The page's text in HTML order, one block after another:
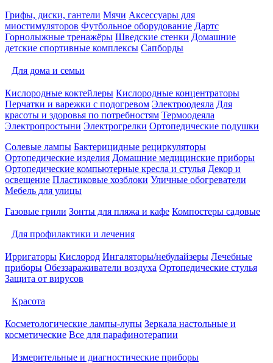
Грифы, диски, гантели Мячи Аксессуары для
миостимуляторов Футбольное оборудование Дартс
Горнолыжные тренажёры Шведские стенки Домашние
детские спортивные комплексы Сапборды
Для дома и семьи
Кислородные коктейлеры Кислородные концентраторы
Перчатки и варежки с подогревом Электроодеяла Для
красоты и здоровья по потребностям Термоодеяла
Электропростыни Электрогрелки Ортопедические подушки
Солевые лампы Бактерицидные рециркуляторы
Ортопедические изделия Домашние медицинские приборы
Ортопедические компьютерные кресла и стулья Декор и
освещение Пластиковые хозблоки Уличные обогреватели
Мебель для улицы
Газовые грили Зонты для пляжа и кафе Компостеры садовые
Для профилактики и лечения
Ирригаторы Кислород Ингаляторы/небулайзеры Лечебные
приборы Обеззараживатели воздуха Ортопедические стулья
Защита от вирусов
Красота
Косметологические лампы-лупы Зеркала настольные и
косметические Все для парафинотерапии
Измерительные и диагностические приборы